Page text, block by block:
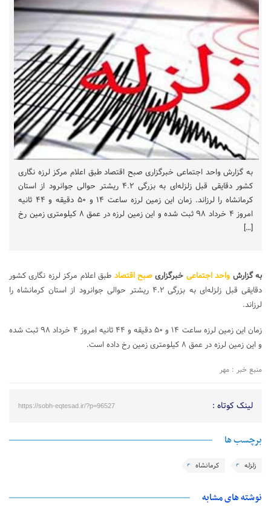
به گزارش واحد اجتماعی خبرگزاری صبح اقتصاد طبق اعلام مرکز لرزه نگاری
کشور دقایقی قبل زلزله‌ای به بزرگی ۴.۲ ریشتر حوالی جوانرود از استان
کرمانشاه را لرزاند. زمان این زمین لرزه ساعت ۱۴ و ۵۰ دقیقه و ۴۴ ثانیه
امروز ۴ خرداد ۹۸ ثبت شده و این زمین لرزه در عمق ۸ کیلومتری زمین رخ
[…]
به گزارش واحد اجتماعی خبرگزاریصبح اقتصاد طبق اعلام مرکز لرزه نگاری کشور
دقایقی قبل زلزله‌ای به بزرگی ۴.۲ ریشتر حوالی جوانرود از استان کرمانشاه را
لرزاند.
زمان این زمین لرزه ساعت ۱۴ و ۵۰ دقیقه و ۴۴ ثانیه امروز ۴ خرداد ۹۸ ثبت شده
و این زمین لرزه در عمق ۸ کیلومتری زمین رخ داده است.
منبع خبر : مهر
لینک کوتاه : https://sobh-eqtesad.ir/?p=96527
برچسب ها
زلزله کرمانشاه
نوشته های مشابه